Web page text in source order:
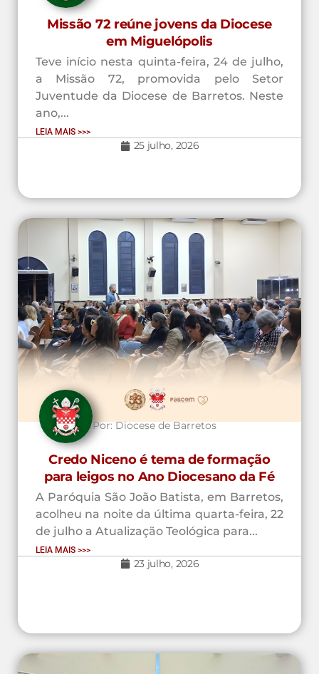
Missão 72 reúne jovens da Diocese
em Miguelópolis
Teve início nesta quinta-feira, 24 de julho,
a Missão 72, promovida pelo Setor
Juventude da Diocese de Barretos. Neste
ano,...
LEIA MAIS >>>
25 julho, 2026
Por:Diocese de Barretos
Credo Niceno é tema de formação
para leigos no Ano Diocesano da Fé
A Paróquia São João Batista, em Barretos,
acolheu na noite da última quarta-feira, 22
de julho a Atualização Teológica para...
LEIA MAIS >>>
23 julho, 2026